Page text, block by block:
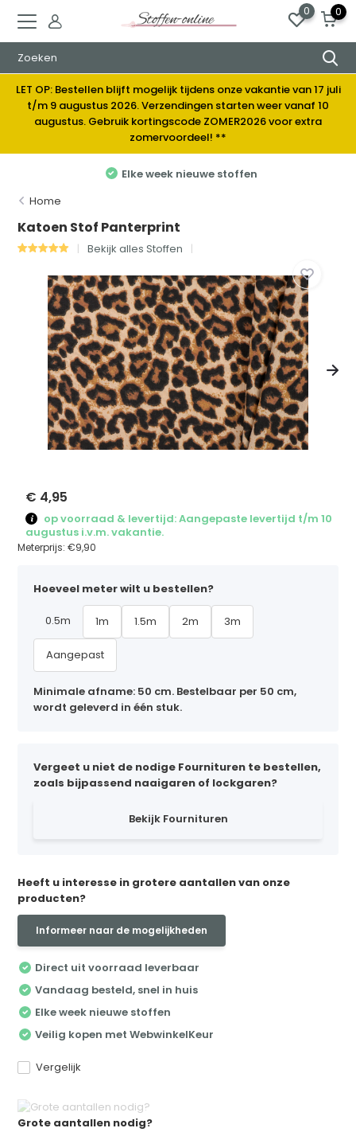
0 0
LET OP: Bestellen blijft mogelijk tijdens onze vakantie van 17 juli
t/m 9 augustus 2026. Verzendingen starten weer vanaf 10
augustus. Gebruik kortingscode ZOMER2026 voor extra
zomervoordeel! **
Elke week nieuwe stoffen
Home
Katoen Stof Panterprint
Bekijk alles Stoffen
€ 4,95
op voorraad & levertijd: Aangepaste levertijd t/m 10
augustus i.v.m. vakantie.
Meterprijs:€9,90
Hoeveel meter wilt u bestellen?
0.5m 1m 1.5m 2m 3m
Aangepast
Minimale afname: 50 cm. Bestelbaar per 50 cm,
wordt geleverd in één stuk.
Vergeet u niet de nodige Fournituren te bestellen,
zoals bijpassend naaigaren of lockgaren?
Bekijk Fournituren
Heeft u interesse in grotere aantallen van onze
producten?
Informeer naar de mogelijkheden
Direct uit voorraad leverbaar
Vandaag besteld, snel in huis
Elke week nieuwe stoffen
Veilig kopen met WebwinkelKeur
Vergelijk
Grote aantallen nodig?